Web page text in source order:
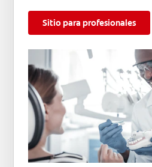
Sitio para profesionales